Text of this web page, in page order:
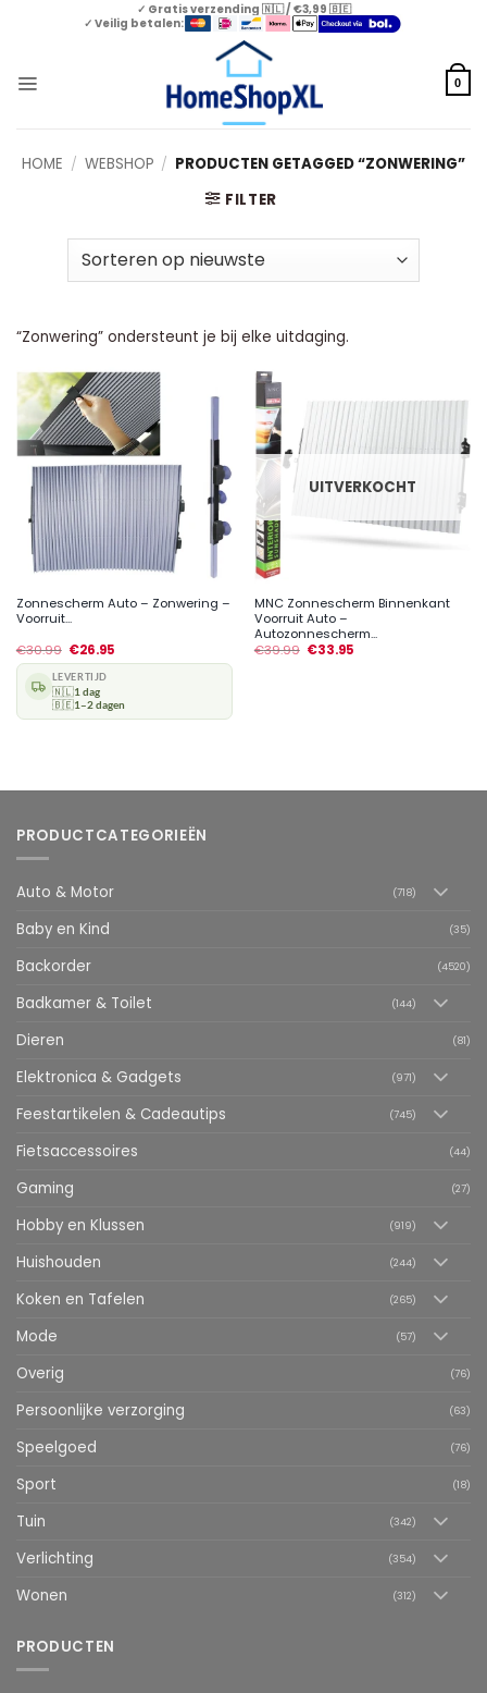
✓ Gratis verzending 🇳🇱 / €3,99 🇧🇪
✓ Veilig betalen:
0
HOME / WEBSHOP / PRODUCTEN GETAGGED “ZONWERING”
FILTER
“Zonwering” ondersteunt je bij elke uitdaging.
Zonnescherm Auto – Zonwering –
Voorruit...
€30.99 €26.95
LEVERTIJD
🇳🇱1 dag
🇧🇪1–2 dagen
UITVERKOCHT
MNC Zonnescherm Binnenkant
Voorruit Auto –
Autozonnescherm...
€39.99 €33.95
PRODUCTCATEGORIEËN
Auto & Motor (718)
Baby en Kind (35)
Backorder (4520)
Badkamer & Toilet (144)
Dieren (81)
Elektronica & Gadgets (971)
Feestartikelen & Cadeautips (745)
Fietsaccessoires (44)
Gaming (27)
Hobby en Klussen (919)
Huishouden (244)
Koken en Tafelen (265)
Mode (57)
Overig (76)
Persoonlijke verzorging (63)
Speelgoed (76)
Sport (18)
Tuin (342)
Verlichting (354)
Wonen (312)
PRODUCTEN